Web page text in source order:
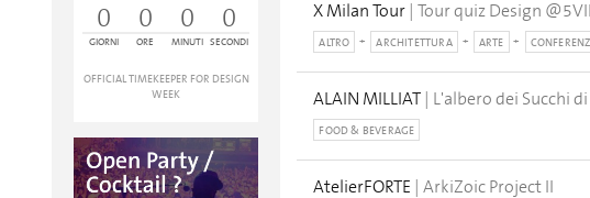
0 0 0 0
GIORNI ORE MINUTI SECONDI
OFFICIAL TIMEKEEPER FOR DESIGN
WEEK
X Milan Tour | Tour quiz Design
ALTRO ARCHITETTURA ARTE
ALAIN MILLIAT | L'albero dei Succhi
FOOD & BEVERAGE
AtelierFORTE | ArkiZoic Project II